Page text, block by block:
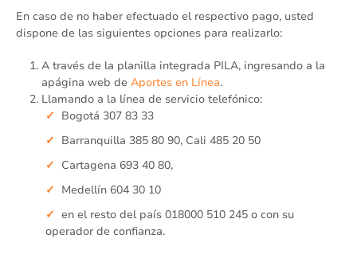
En caso de no haber efectuado el respectivo pago, usted
dispone de las siguientes opciones para realizarlo:
A través de la planilla integrada PILA, ingresando a la
apágina web de Aportes en Línea.
Llamando a la línea de servicio telefónico:
Bogotá 307 83 33
Barranquilla 385 80 90, Cali 485 20 50
Cartagena 693 40 80,
Medellín 604 30 10
en el resto del país 018000 510 245 o con su
operador de confianza.